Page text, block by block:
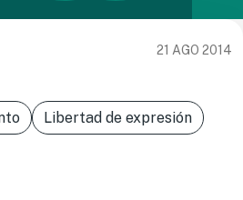
21 AGO 2014
Libertad de expresión